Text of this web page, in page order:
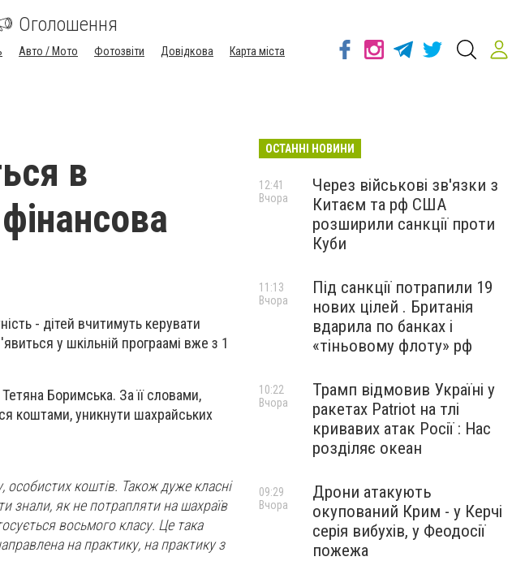
Оголошення
Авто / Мото Фотозвіти Довідкова
Карта міста
в
- дітей вчитимуть керувати
у шкільній програамі вже з 1
Боримська. За її словами,
коштами, уникнути шахрайських
коштів. Також дуже класні
знали, як не потрапляти на шахраїв
восьмого класу. Це така
на практику, на практику з
ОСТАННІ НОВИНИ
Через військові зв'язки з
Китаєм та рф США
розширили санкції проти
Куби
12:41
Вчора
Під санкції потрапили 19
нових цілей . Британія
вдарила по банках і
«тіньовому флоту» рф
11:13
Вчора
Трамп відмовив Україні у
ракетах Patriot на тлі
кривавих атак Росії : Нас
розділяє океан
10:22
Вчора
Дрони атакують
окупований Крим - у Керчі
серія вибухів, у Феодосії
пожежа
09:29
Вчора